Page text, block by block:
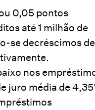
0,05 pontos
até 1 milhão de
se decréscimos de
nos
juro média de